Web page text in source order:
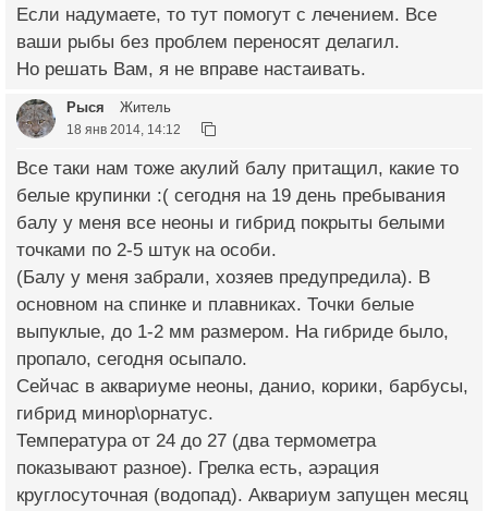
Если надумаете, то тут помогут с лечением. Все
ваши рыбы без проблем переносят делагил.
Но решать Вам, я не вправе настаивать.
Рыся Житель
18 янв 2014, 14:12
Все таки нам тоже акулий балу притащил, какие то
белые крупинки :( сегодня на 19 день пребывания
балу у меня все неоны и гибрид покрыты белыми
точками по 2-5 штук на особи.
(Балу у меня забрали, хозяев предупредила). В
основном на спинке и плавниках. Точки белые
выпуклые, до 1-2 мм размером. На гибриде было,
пропало, сегодня осыпало.
Сейчас в аквариуме неоны, данио, корики, барбусы,
гибрид минор\орнатус.
Температура от 24 до 27 (два термометра
показывают разное). Грелка есть, аэрация
круглосуточная (водопад). Аквариум запущен месяц